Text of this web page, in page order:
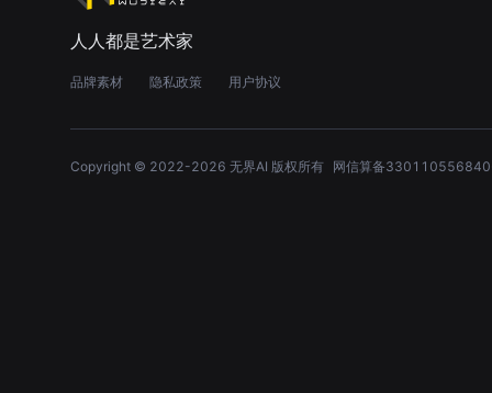
人人都是艺术家
品牌素材 隐私政策 用户协议
Copyright © 2022-2026 无界AI 版权所有 网信算备